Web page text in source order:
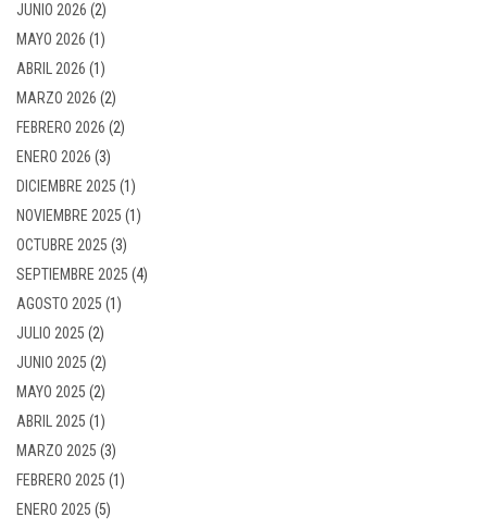
JUNIO 2026 (2)
MAYO 2026 (1)
ABRIL 2026 (1)
MARZO 2026 (2)
FEBRERO 2026 (2)
ENERO 2026 (3)
DICIEMBRE 2025 (1)
NOVIEMBRE 2025 (1)
OCTUBRE 2025 (3)
SEPTIEMBRE 2025 (4)
AGOSTO 2025 (1)
JULIO 2025 (2)
JUNIO 2025 (2)
MAYO 2025 (2)
ABRIL 2025 (1)
MARZO 2025 (3)
FEBRERO 2025 (1)
ENERO 2025 (5)